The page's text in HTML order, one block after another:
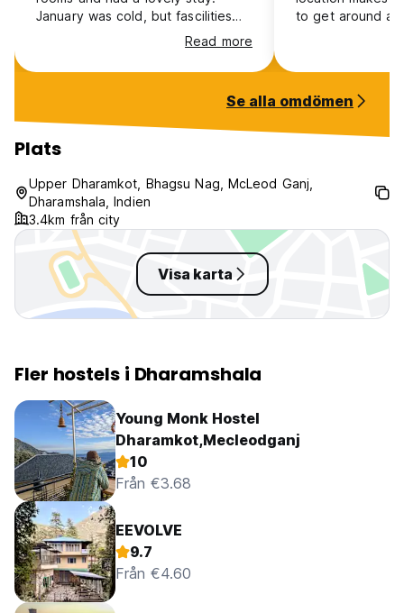
January was cold, but fascilities
were good. Also easy to arrange
Read more
to get around
helpful, which
pleasant
Se alla omdömen
Plats
Upper Dharamkot, Bhagsu Nag, McLeod Ganj,
Dharamshala, Indien
3.4km från city
Visa karta
Fler hostels i Dharamshala
Young Monk Hostel
Dharamkot,Mecleodganj
10
Från €3.68
EEVOLVE
9.7
Från €4.60